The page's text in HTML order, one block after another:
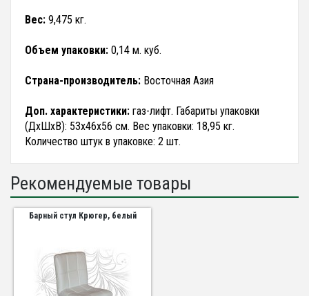
Вес: 9,475 кг.
Объем упаковки: 0,14 м. куб.
Страна-производитель: Восточная Азия
Доп. характеристики: газ-лифт. Габариты упаковки
(ДхШхВ): 53х46х56 см. Вес упаковки: 18,95 кг.
Количество штук в упаковке: 2 шт.
Рекомендуемые товары
Барный стул Крюгер, белый